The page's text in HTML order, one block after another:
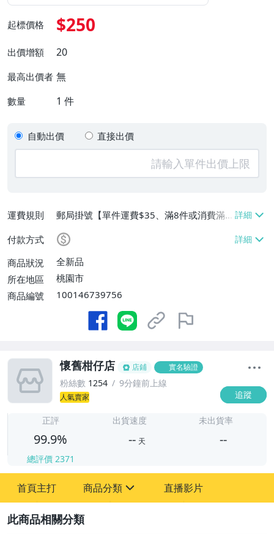
起標價格 $250
出價增額 20
最高出價者 無
數量 1 件
自動出價 直接出價
運費規則
郵局掛號【單件運費$35、滿8件或消費滿
$3500免運費】
付款方式
商品狀況
全新品
所在地區
桃園市
商品編號
100146739756
懷舊柑仔店 店鋪 實名驗證
粉絲數 1254 9分鐘前上線
人氣賣家 追蹤
正評
99.9%
總評價 2371
出貨速度
-- 天
未出貨率
--
首頁主打 商品分類
其它
直播影片